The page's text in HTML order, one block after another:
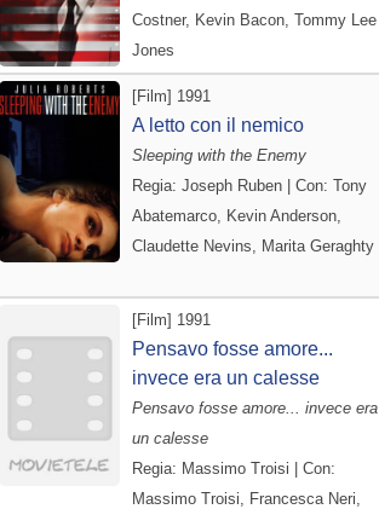
Costner, Kevin Bacon, Tommy Lee
Jones
[Film] 1991
A letto con il nemico
Sleeping with the Enemy
Regia: Joseph Ruben | Con: Tony
Abatemarco, Kevin Anderson,
Claudette Nevins, Marita Geraghty
[Film] 1991
Pensavo fosse amore...
invece era un calesse
Pensavo fosse amore... invece era
un calesse
Regia: Massimo Troisi | Con:
Massimo Troisi, Francesca Neri,